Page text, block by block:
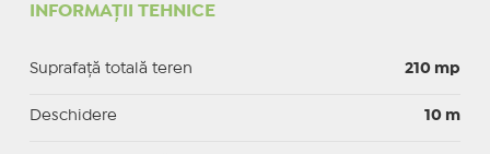
INFORMAȚII TEHNICE
Suprafață totală teren 210 mp
Deschidere 10 m